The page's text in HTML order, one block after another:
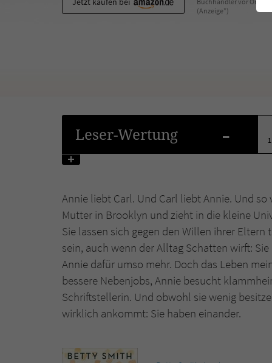
(Anzeige*)
Leser-Wertung -
1
Annie liebt Carl. Und Carl liebt Annie. Und
Mutter in Brooklyn und zieht in die kleine
Sie lassen sich gegen den Willen ihrer
sein, auch wenn der Alltag Schatten wirft:
Annie dafür umso mehr. Doch das Leben
bessere Nebenjobs, Annie besucht
Schriftstellerin. Und obwohl sie wenig
wirklich ankommt: Sie haben einander.